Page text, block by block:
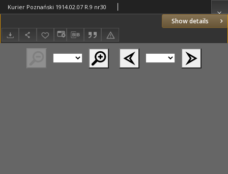
Show details
Kurier Poznański 1914.02.07 R.9 nr30